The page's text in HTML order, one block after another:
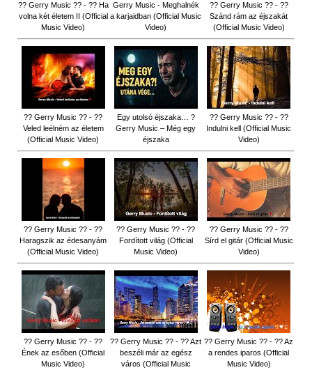
?? Gerry Music ?? - ?? Ha
volna két életem II (Official
Music Video)
Gerry Music - Meghalnék
a karjaidban (Official Music
Video)
?? Gerry Music ?? - ??
Szánd rám az éjszakát
(Official Music Video)
?? Gerry Music ?? - ??
Veled leélném az életem
(Official Music Video)
Egy utolsó éjszaka… ?
Gerry Music – Még egy
éjszaka
?? Gerry Music ?? - ??
Indulni kell (Official Music
Video)
?? Gerry Music ?? - ??
Haragszik az édesanyám
(Official Music Video)
?? Gerry Music ?? - ??
Fordított világ (Official
Music Video)
?? Gerry Music ?? - ??
Sírd el gitár (Official Music
Video)
?? Gerry Music ?? - ??
Ének az esőben (Official
Music Video)
?? Gerry Music ?? - ?? Azt
beszéli már az egész
város (Official Music
?? Gerry Music ?? - ?? Az
a rendes iparos (Official
Music Video)